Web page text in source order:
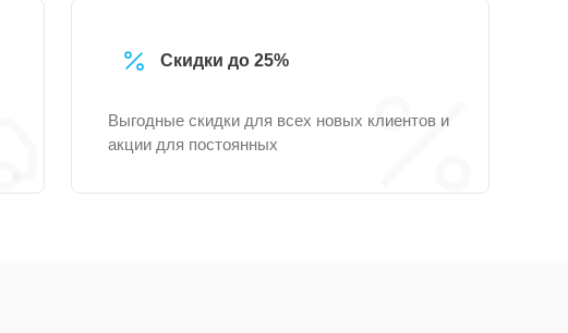
Скидки до 25%
Выгодные скидки для всех новых клиентов и
акции для постоянных